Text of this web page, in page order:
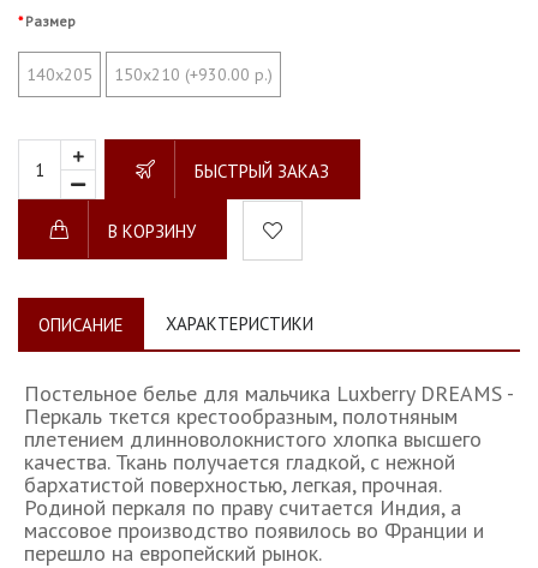
Размер
140х205 150х210 (+930.00 р.)
БЫСТРЫЙ ЗАКАЗ
В КОРЗИНУ
ОПИСАНИЕ ХАРАКТЕРИСТИКИ
Постельное белье для мальчика Luxberry DREAMS -
Перкаль ткется крестообразным, полотняным
плетением длинноволокнистого хлопка высшего
качества. Ткань получается гладкой, с нежной
бархатистой поверхностью, легкая, прочная.
Родиной перкаля по праву считается Индия, а
массовое производство появилось во Франции и
перешло на европейский рынок.